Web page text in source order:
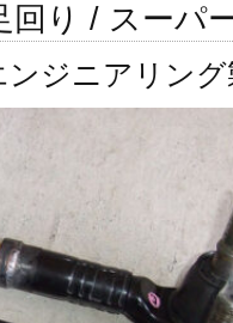
回り / スーパ
ンジニアリン